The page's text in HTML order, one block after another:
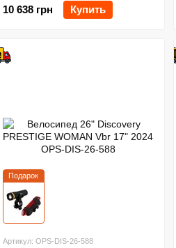
10 638 грн
Купить
Подарок
Артикул: OPS-DIS-26-588